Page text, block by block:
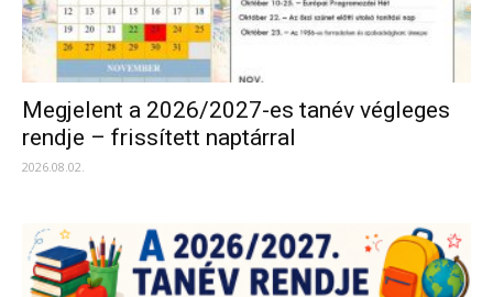
Megjelent a 2026/2027-es tanév végleges
rendje – frissített naptárral
2026.08.02.